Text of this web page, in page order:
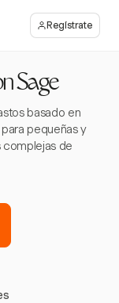
Regístrate
Sage
basado en
pequeñas y
complejas de